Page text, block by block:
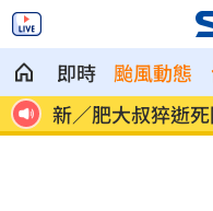
即時 颱風動態
崩 新／肥大叔猝逝